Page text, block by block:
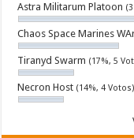
Astra Militarum Platoon
Chaos Space Marines
Tiranyd Swarm (17%, 5
Necron Host (14%, 4 Votos)